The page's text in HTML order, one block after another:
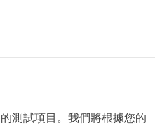
測試項目。我們將根據您的